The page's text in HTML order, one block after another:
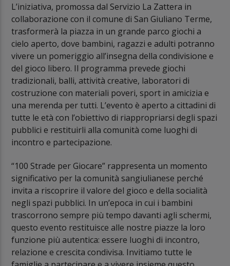
L’iniziativa, promossa dal Servizio La Zattera in
collaborazione con il comune di San Giuliano Terme,
trasformerà la piazza in un grande parco giochi a
cielo aperto, dove bambini, ragazzi e adulti potranno
vivere un pomeriggio all’insegna della condivisione e
del gioco libero. Il programma prevede giochi
tradizionali, balli, attività creative, laboratori di
costruzione con materiali poveri, sport in amicizia e
una merenda per tutti. L’evento è aperto a cittadini di
tutte le età con l’obiettivo di riappropriarsi degli spazi
pubblici e restituirli alla comunità come luoghi di
incontro e partecipazione.
“100 Strade per Giocare” rappresenta un momento
significativo per la comunità sangiulianese perché
invita a riscoprire il valore del gioco e della socialità
negli spazi pubblici. In un’epoca in cui i bambini
trascorrono sempre più tempo davanti agli schermi,
questo evento restituisce alle nostre piazze la loro
funzione più autentica: essere luoghi di incontro,
relazione e crescita condivisa. Invitiamo tutte le